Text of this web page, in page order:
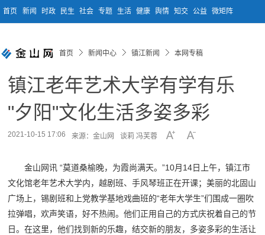
首页 新闻 时政 民生 社会 专题 生活 健康 舆情 知交 公益 微矩阵
首页 新闻中心 镇江新闻 本网专稿
镇江老年艺术大学有学有乐
"夕阳"文化生活多姿多彩
2021-10-15 17:06 来源：金山网 谈莉 冯芙蓉
金山网讯 “莫道桑榆晚，为霞尚满天。”10月14日上午，镇江市
文化馆老年艺术大学内，越剧班、手风琴班正在开课；美丽的北固山
广场上，锡剧班和上党教学基地戏曲班的“老年大学生”们围成一圈吹
拉弹唱，欢声笑语，好不热闹。他们正用自己的方式庆祝着自己的节
日。在这里，他们找到新的乐趣，结交新的朋友，多姿多彩的生活让